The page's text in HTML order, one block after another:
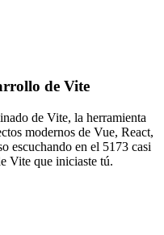
de Vite
de Vite, la herramienta
modernos de Vue, React,
escuchando en el 5173 casi
Vite que iniciaste tú.